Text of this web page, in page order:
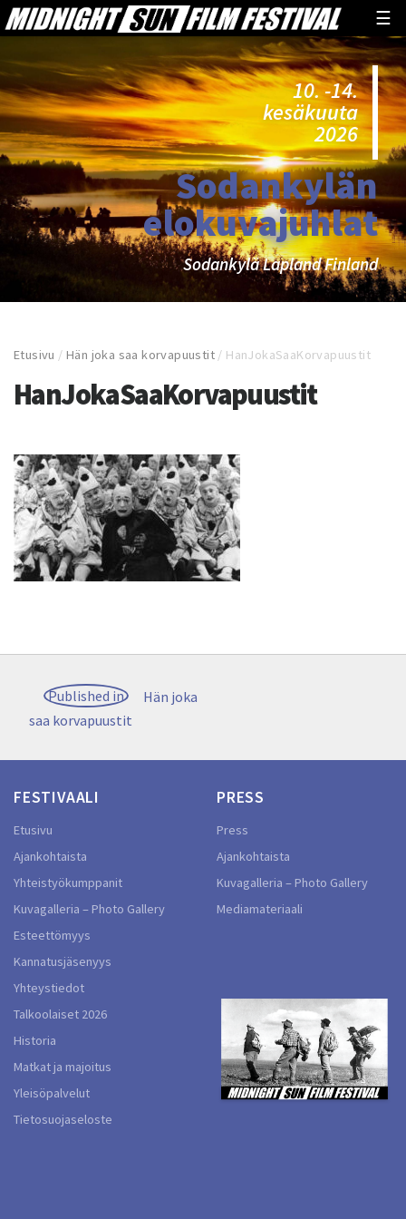
☰
10. -14.
kesäkuuta
2026
Sodankylän
elokuvajuhlat
Sodankylä Lapland Finland
Etusivu /Hän joka saa korvapuustit / HanJokaSaaKorvapuustit
HanJokaSaaKorvapuustit
Artikkelien
selaus
Published in
Hän joka
saa korvapuustit
FESTIVAALI
Etusivu
Ajankohtaista
Yhteistyökumppanit
Kuvagalleria – Photo Gallery
Esteettömyys
Kannatusjäsenyys
Yhteystiedot
Talkoolaiset 2026
Historia
Matkat ja majoitus
Yleisöpalvelut
Tietosuojaseloste
PRESS
Press
Ajankohtaista
Kuvagalleria – Photo Gallery
Mediamateriaali